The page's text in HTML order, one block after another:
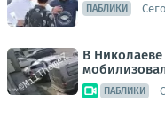
ПАБЛИКИ
В
ПАБЛИКИ